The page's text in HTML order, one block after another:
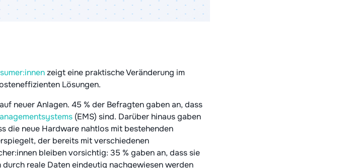
zeigt eine praktische Veränderung im
Lösungen.
neuer Anlagen. 45 % der Befragten gaben an, dass
(EMS) sind. Darüber hinaus gaben
die neue Hardware nahtlos mit bestehenden
der bereits mit verschiedenen
bleiben vorsichtig: 35 % gaben an, dass sie
durch reale Daten eindeutig nachgewiesen werden